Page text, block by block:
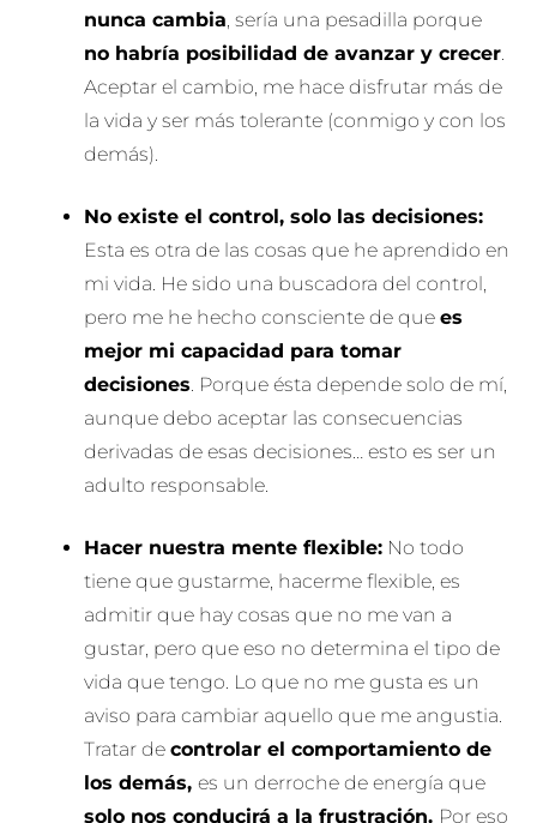
nunca cambia, sería una pesadilla porque
no habría posibilidad de avanzar y crecer.
Aceptar el cambio, me hace disfrutar más de
la vida y ser más tolerante (conmigo y con los
demás).
No existe el control, solo las decisiones:
Esta es otra de las cosas que he aprendido en
mi vida. He sido una buscadora del control,
pero me he hecho consciente de quees
mejor mi capacidad para tomar
decisiones. Porque ésta depende solo de mí,
aunque debo aceptar las consecuencias
derivadas de esas decisiones… esto es ser un
adulto responsable.
Hacer nuestra mente flexible: No todo
tiene que gustarme, hacerme flexible, es
admitir que hay cosas que no me van a
gustar, pero que eso no determina el tipo de
vida que tengo. Lo que no me gusta es un
aviso para cambiar aquello que me angustia.
Tratar decontrolar el comportamiento de
los demás,es un derroche de energía que
solo nos conducirá a la frustración. Por eso